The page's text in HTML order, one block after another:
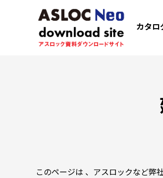
カタロ
このページは 、アスロックなど弊